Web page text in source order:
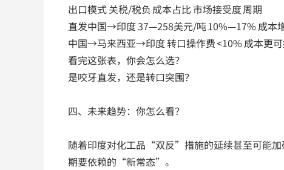
出口模式 关税/税负 成本占比 市场接受度 周期
直发中国→印度 37—258美元/吨 10%—17% 成本
中国→马来西亚→印度 转口操作费 <10% 成本更
看完这张表，你会怎么选？
是咬牙直发，还是转口突围？
四、未来趋势：你怎么看？
随着印度对化工品“双反”措施的延续甚至可能
期要依赖的“新常态”。